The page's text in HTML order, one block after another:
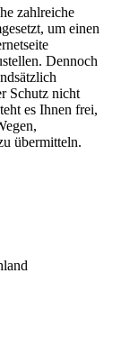
zahlreiche
um einen
Dennoch
Schutz nicht
es Ihnen frei,
übermitteln.